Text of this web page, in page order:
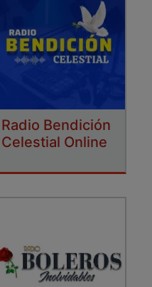
Radio Bendición
Celestial Online